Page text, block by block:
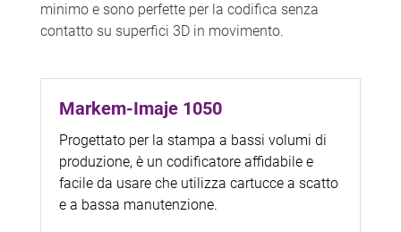
minimo e sono perfette per la codifica senza
contatto su superfici 3D in movimento.
Markem-Imaje 1050
Progettato per la stampa a bassi volumi di
produzione, è un codificatore affidabile e
facile da usare che utilizza cartucce a scatto
e a bassa manutenzione.